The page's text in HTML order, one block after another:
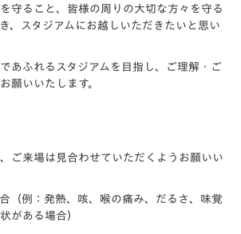
守ること、皆様の周りの大切な方々を守る
、スタジアムにお越しいただきたいと思い
あふれるスタジアムを目指し、ご理解・ご
願いいたします。
ご来場は見合わせていただくようお願いい
（例：発熱、咳、喉の痛み、だるさ、味覚
がある場合）